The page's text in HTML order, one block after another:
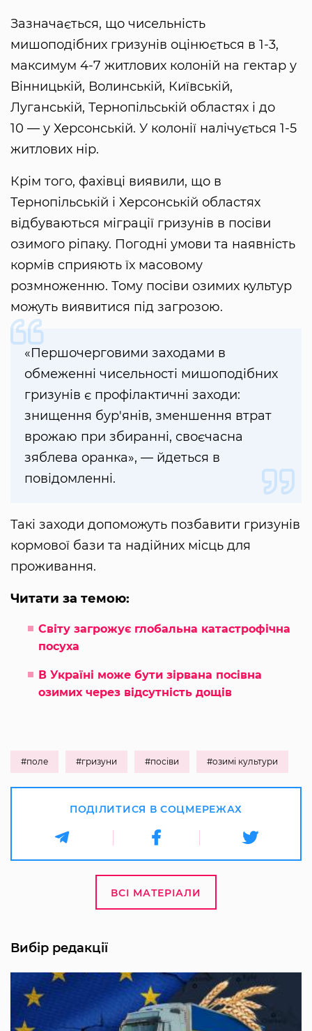
Зазначається, що чисельність
мишоподібних гризунів оцінюється в 1-3,
максимум 4-7 житлових колоній на гектар у
Вінницькій, Волинській, Київській,
Луганській, Тернопільській областях і до
10 — у Херсонській. У колонії налічується 1-5
житлових нір.
Крім того, фахівці виявили, що в
Тернопільській і Херсонській областях
відбуваються міграції гризунів в посіви
озимого ріпаку. Погодні умови та наявність
кормів сприяють їх масовому
розмноженню. Тому посіви озимих культур
можуть виявитися під загрозою.
«Першочерговими заходами в
обмеженні чисельності мишоподібних
гризунів є профілактичні заходи:
знищення бур'янів, зменшення втрат
врожаю при збиранні, своєчасна
зяблева оранка», — йдеться в
повідомленні.
Такі заходи допоможуть позбавити гризунів
кормової бази та надійних місць для
проживання.
Читати за темою:
Світу загрожує глобальна катастрофічна
посуха
В Україні може бути зірвана посівна
озимих через відсутність дощів
#поле #гризуни #посіви #озимі культури
ПОДІЛИТИСЯ В СОЦМЕРЕЖАХ
ВСІ МАТЕРІАЛИ
Вибір редакції